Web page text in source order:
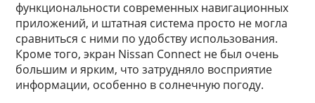
функциональности современных навигационных
приложений, и штатная система просто не могла
сравниться с ними по удобству использования.
Кроме того, экран Nissan Connect не был очень
большим и ярким, что затрудняло восприятие
информации, особенно в солнечную погоду.